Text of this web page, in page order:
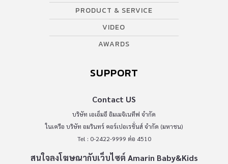
PRODUCT & SERVICE
VIDEO
AWARDS
SUPPORT
Contact US
บริษัท เอเอ็มอี อิมเมจิเนทีฟ จำกัด
ในเครือ บริษัท อมรินทร์ คอร์เปอเรชั่นส์ จำกัด (มหาชน)
Tel : 0-2422-9999 ต่อ 4510
สนใจลงโฆษณากับเว็บไซต์ Amarin Baby&Kids